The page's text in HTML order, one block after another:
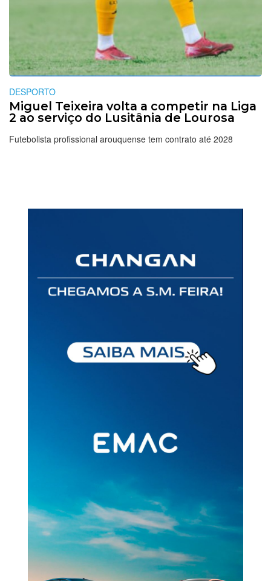
DESPORTO
Miguel Teixeira volta a competir na Liga
2 ao serviço do Lusitânia de Lourosa
Futebolista profissional arouquense tem contrato até 2028